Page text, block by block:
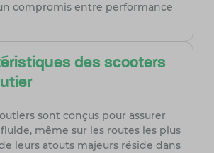
compromis entre performance
des scooters
sont conçus pour assurer
même sur les routes les plus
leurs atouts majeurs réside dans